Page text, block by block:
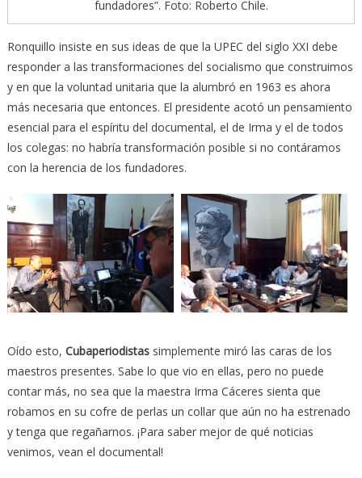
fundadores”. Foto: Roberto Chile.
Ronquillo insiste en sus ideas de que la UPEC del siglo XXI debe
responder a las transformaciones del socialismo que construimos
y en que la voluntad unitaria que la alumbró en 1963 es ahora
más necesaria que entonces. El presidente acotó un pensamiento
esencial para el espíritu del documental, el de Irma y el de todos
los colegas: no habría transformación posible si no contáramos
con la herencia de los fundadores.
Oído esto, Cubaperiodistassimplemente miró las caras de los
maestros presentes. Sabe lo que vio en ellas, pero no puede
contar más, no sea que la maestra Irma Cáceres sienta que
robamos en su cofre de perlas un collar que aún no ha estrenado
y tenga que regañarnos. ¡Para saber mejor de qué noticias
venimos, vean el documental!